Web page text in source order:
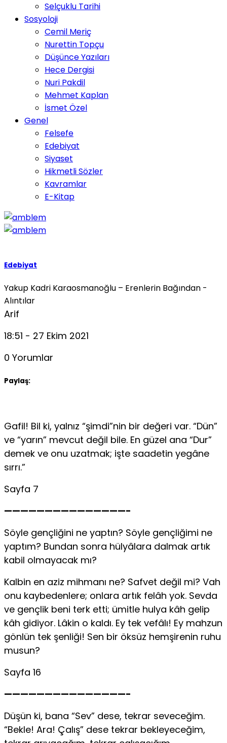
Selçuklu Tarihi
Sosyoloji
Cemil Meriç
Nurettin Topçu
Düşünce Yazıları
Hece Dergisi
Nuri Pakdil
Mehmet Kaplan
İsmet Özel
Genel
Felsefe
Edebiyat
Siyaset
Hikmetli Sözler
Kavramlar
E-Kitap
Edebiyat
Yakup Kadri Karaosmanoğlu – Erenlerin Bağından -
Alıntılar
Arif
18:51 - 27 Ekim 2021
0 Yorumlar
Paylaş:
Gafil! Bil ki, yalnız “şimdi”nin bir değeri var. “Dün”
ve “yarın” mevcut değil bile. En güzel ana “Dur”
demek ve onu uzatmak; işte saadetin yegâne
sırrı.”
Sayfa 7
———————————————-
Söyle gençliğini ne yaptın? Söyle gençliğimi ne
yaptım? Bundan sonra hülyâlara dalmak artık
kabil olmayacak mı?
Kalbin en aziz mihmanı ne? Safvet değil mi? Vah
onu kaybedenlere; onlara artık felâh yok. Sevda
ve gençlik beni terk etti; ümitle hulya kâh gelip
kâh gidiyor. Lâkin o kaldı. Ey tek vefâlı! Ey mahzun
gönlün tek şenliği! Sen bir öksüz hemşirenin ruhu
musun?
Sayfa 16
———————————————-
Düşün ki, bana “Sev” dese, tekrar seveceğim.
“Bekle! Ara! Çalış” dese tekrar bekleyeceğim,